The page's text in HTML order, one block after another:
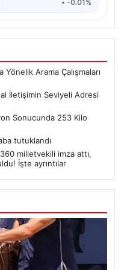
• -0.01%
Arama Çalışmaları
İletişimin Seviyeli Adresi
Sonucunda 253 Kilo
tutuklandı
milletvekili imza attı,
İşte ayrıntılar